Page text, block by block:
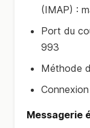
(IMAP) :
Port du
993
Méthode
Messagerie